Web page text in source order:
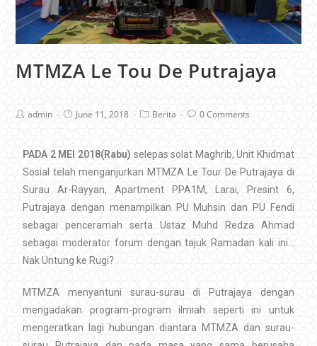
MTMZA Le Tou De Putrajaya
admin June 11, 2018 Berita 0 Comments
PADA 2 MEI 2018(Rabu) selepas solat Maghrib, Unit Khidmat
Sosial telah menganjurkan MTMZA Le Tour De Putrajaya di
Surau Ar-Rayyan, Apartment PPA1M, Larai, Presint 6,
Putrajaya dengan menampilkan PU Muhsin dan PU Fendi
sebagai penceramah serta Ustaz Muhd Redza Ahmad
sebagai moderator forum dengan tajuk Ramadan kali ini…
Nak Untung ke Rugi?
MTMZA menyantuni surau-surau di Putrajaya dengan
mengadakan program-program ilmiah seperti ini untuk
mengeratkan lagi hubungan diantara MTMZA dan surau-